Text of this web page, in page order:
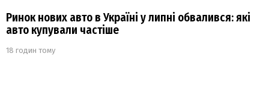
Ринок нових авто в Україні у липні обвалився: які
авто купували частіше
18 годин тому